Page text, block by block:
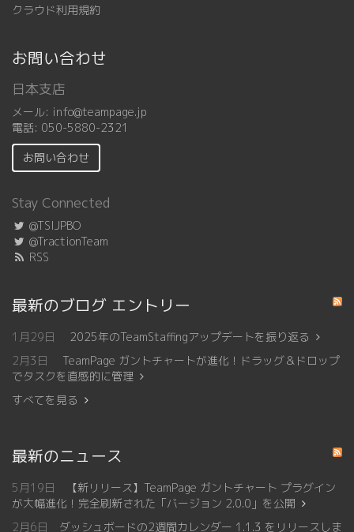
クラウド利用規約
お問い合わせ
日本支店
メール: info@teampage.jp
電話: 050-5880-2321
お問い合わせ
Stay Connected
@TSIJPBO
@TractionTeam
RSS
最新のブログ エントリー
1月29日
2025年のTeamStaffingアップデートを振り返る
2月3日
TeamPage ガントチャートが進化！ドラッグ＆ドロップ
でタスクを直感的に管理
すべてを見る
最新のニュース
5月19日
【新リリース】TeamPage ガントチャート プラグイン
が大幅進化！完全刷新された「バージョン 2.0.0」を公開
2月6日
ダッシュボードの2週間カレンダー 1.1.3 をリリースしま